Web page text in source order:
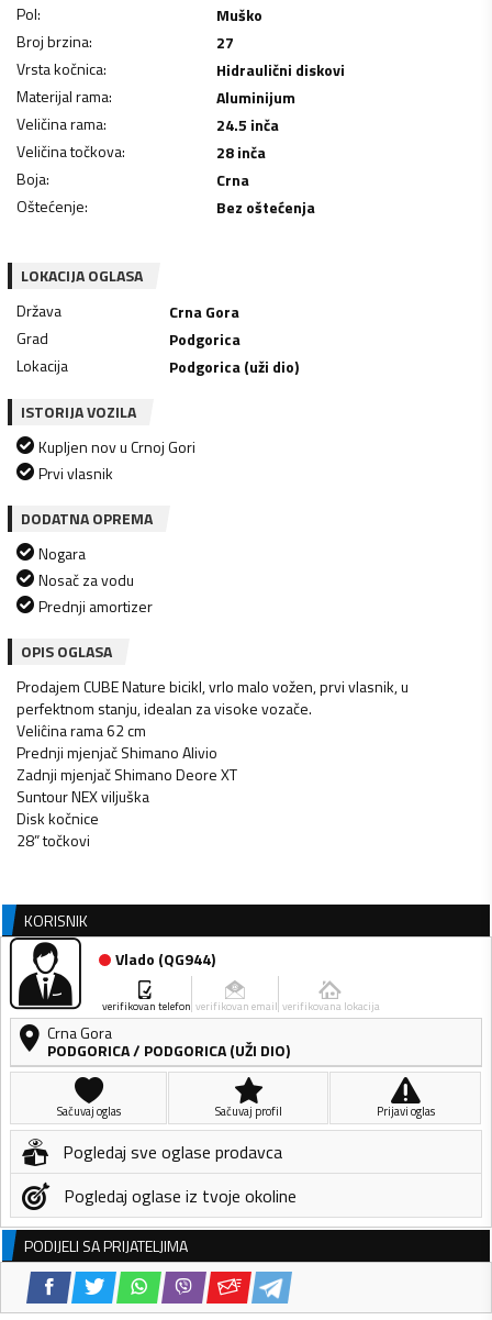
Pol:
Muško
Broj brzina:
27
Vrsta kočnica:
Hidraulični diskovi
Materijal rama:
Aluminijum
Veličina rama:
24.5 inča
Veličina točkova:
28 inča
Boja:
Crna
Oštećenje: Bez oštećenja
LOKACIJA OGLASA
Država
Crna Gora
Grad
Podgorica
Lokacija
Podgorica (uži dio)
ISTORIJA VOZILA
Kupljen nov u Crnoj Gori
Prvi vlasnik
DODATNA OPREMA
Nogara
Nosač za vodu
Prednji amortizer
OPIS OGLASA
Prodajem CUBE Nature bicikl, vrlo malo vožen, prvi vlasnik, u
perfektnom stanju, idealan za visoke vozače.
Veliĉina rama 62 cm
Prednji mjenjač Shimano Alivio
Zadnji mjenjač Shimano Deore XT
Suntour NEX viljuška
Disk kočnice
28” točkovi
KORISNIK
Vlado (QG944)
verifikovan telefon verifikovan email verifikovana lokacija
Crna Gora
PODGORICA/ PODGORICA (UŽI DIO)
Sačuvaj oglas Sačuvaj profil Prijavi oglas
Pogledaj sve oglase prodavca
Pogledaj oglase iz tvoje okoline
PODIJELI SA PRIJATELJIMA